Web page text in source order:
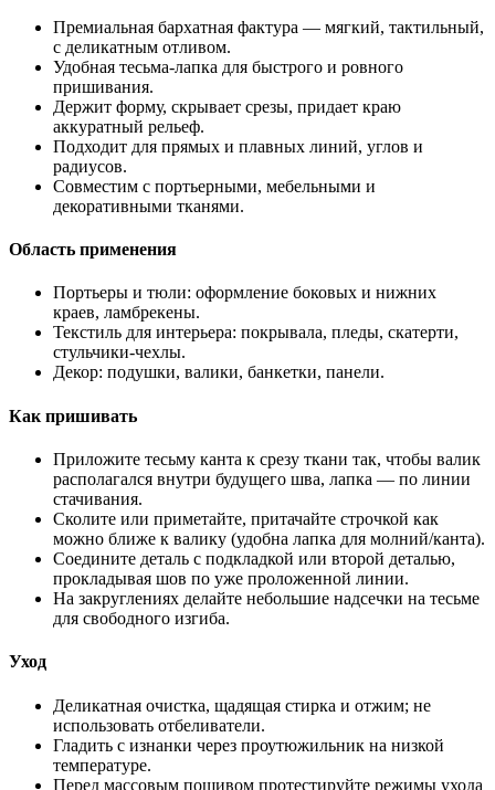
Премиальная бархатная фактура — мягкий, тактильный,
с деликатным отливом.
Удобная тесьма-лапка для быстрого и ровного
пришивания.
Держит форму, скрывает срезы, придает краю
аккуратный рельеф.
Подходит для прямых и плавных линий, углов и
радиусов.
Совместим с портьерными, мебельными и
декоративными тканями.
Область применения
Портьеры и тюли: оформление боковых и нижних
краев, ламбрекены.
Текстиль для интерьера: покрывала, пледы, скатерти,
стульчики-чехлы.
Декор: подушки, валики, банкетки, панели.
Как пришивать
Приложите тесьму канта к срезу ткани так, чтобы валик
располагался внутри будущего шва, лапка — по линии
стачивания.
Сколите или приметайте, притачайте строчкой как
можно ближе к валику (удобна лапка для молний/канта).
Соедините деталь с подкладкой или второй деталью,
прокладывая шов по уже проложенной линии.
На закруглениях делайте небольшие надсечки на тесьме
для свободного изгиба.
Уход
Деликатная очистка, щадящая стирка и отжим; не
использовать отбеливатели.
Гладить с изнанки через проутюжильник на низкой
температуре.
Перед массовым пошивом протестируйте режимы ухода